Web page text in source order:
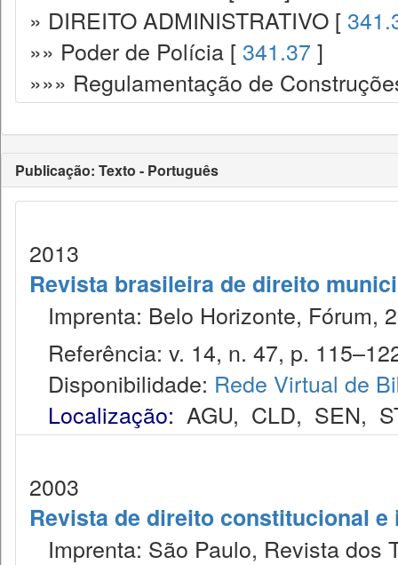
» DIREITO ADMINISTRATIVO [
»» Poder de Polícia [ 341.37 ]
»»» Regulamentação de
Publicação: Texto - Português
2013
Revista brasileira de direito
Imprenta: Belo Horizonte, Fórum,
Referência: v. 14, n. 47, p.
Disponibilidade: Rede Virtual de
Localização: AGU, CLD, SEN,
2003
Revista de direito constitucional e
Imprenta: São Paulo, Revista dos